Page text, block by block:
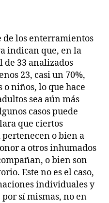
de los enterramientos
indican que, en la
de 33 analizados
23, casi un 70%,
niños, lo que hace
sea aún más
casos puede
que ciertos
o bien a
a otros inhumados
o bien son
Este no es el caso,
individuales y
sí mismas, no en